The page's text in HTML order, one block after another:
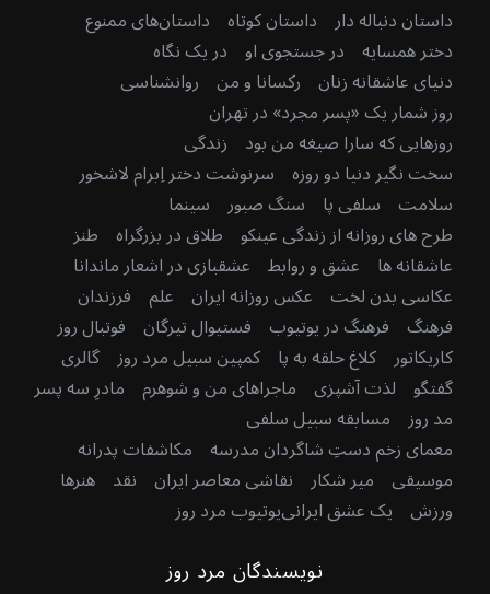
داستان دنباله دار داستان کوتاه داستان‌های ممنوع
دختر همسایه در جستجوی او در یک نگاه
دنیای عاشقانه زنان رکسانا و من روانشناسی
روز شمار یک «پسر مجرد» در تهران
روزهایی که سارا صیغه من بود زندگی
سخت نگیر دنیا دو روزه سرنوشت دختر اِبرام لاشخور
سلامت سلفی پا سنگ صبور سینما
طرح های روزانه از زندگی عینکو طلاق در بزرگراه طنز
عاشقانه ها عشق و روابط عشقبازی در اشعار ماندانا
عکاسی بدن لخت عکس روزانه ایران علم فرزندان
فرهنگ فرهنگ در یوتیوب فستیوال تیرگان فوتبال روز
کاریکاتور کلاغ حلقه به پا کمپین سبیل مرد روز گالری
گفتگو لذت آشپزی ماجراهای من و شوهرم مادرِ سه پسر
مد روز مسابقه سبیل سلفی
معمای زخم دستِ شاگردان مدرسه مکاشفات پدرانه
موسیقی میر شکار نقاشی معاصر ایران نقد هنرها
ورزش یک عشق ایرانییوتیوب مرد روز
نویسندگان مرد روز